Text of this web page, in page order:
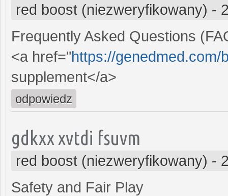
red boost (niezweryfikowany) -
Frequently Asked Questions
<a href="https://genedmed.com/
supplement</a>
odpowiedz
gdkxx xvtdi fsuvm
red boost (niezweryfikowany) -
Safety and Fair Play